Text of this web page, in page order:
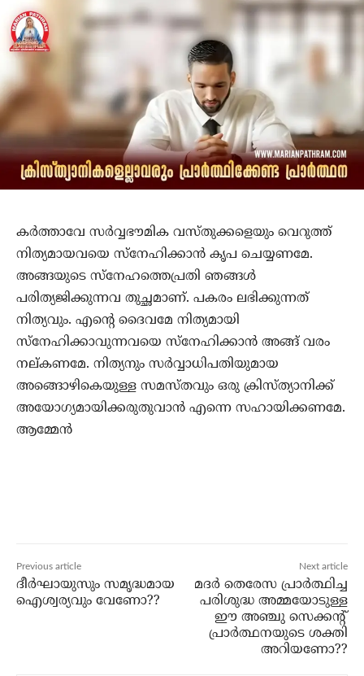
കര്‍ത്താവേ സര്‍വ്വഭൗമിക വസ്തുക്കളെയും വെറുത്ത്
നിത്യമായവയെ സ്‌നേഹിക്കാന്‍ കൃപ ചെയ്യണമേ.
അങ്ങയുടെ സ്‌നേഹത്തെപ്രതി ഞങ്ങള്‍
പരിത്യജിക്കുന്നവ തുച്ഛമാണ്. പകരം ലഭിക്കുന്നത്
നിത്യവും. എന്റെ ദൈവമേ നിത്യമായി
സ്‌നേഹിക്കാവുന്നവയെ സ്‌നേഹിക്കാന്‍ അങ്ങ് വരം
നല്കണമേ. നിത്യനും സര്‍വ്വാധിപതിയുമായ
അങ്ങൊഴികെയുള്ള സമസ്തവും ഒരു ക്രിസ്ത്യാനിക്ക്
അയോഗ്യമായിക്കരുതുവാന്‍ എന്നെ സഹായിക്കണമേ.
ആമ്മേന്‍
Previous article
ദീര്‍ഘായുസും സമൃദ്ധമായ
ഐശ്വര്യവും വേണോ??
Next article
മദര്‍ തെരേസ പ്രാര്‍ത്ഥിച്ച
പരിശുദ്ധ അമ്മയോടുള്ള
ഈ അഞ്ചു സെക്കന്റ്
പ്രാര്‍ത്ഥനയുടെ ശക്തി
അറിയണോ??